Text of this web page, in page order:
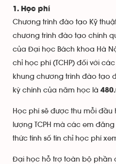
1. Học phí
Chương trình đào tạo Kỹ
chương trình đào tạo chính
của Đại học Bách khoa Hà
chỉ học phí (TCHP) đối với
khung chương trình đào tạo
kỳ chính của năm học là
Học phí sẽ được thu mỗi đầu
lượng TCPH mà các em
thức tính số tín chỉ học phí
Đại học hỗ trợ toàn bộ phần